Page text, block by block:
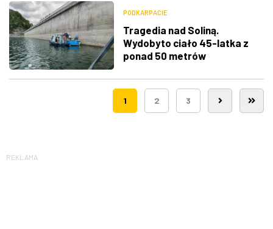
PODKARPACIE
Tragedia nad Soliną.
Wydobyto ciało 45-latka z
ponad 50 metrów
1 2 3
REKLAMA